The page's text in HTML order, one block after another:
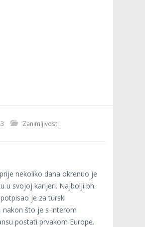
Zanimljivosti
nekoliko dana okrenuo je
u svojoj karijeri. Najbolji bh.
je za turski
nakon što je s Interom
postati prvakom Europe.